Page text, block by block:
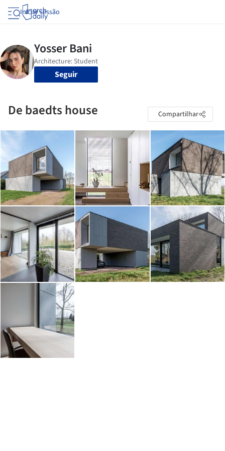
Iniciar sessão
Seguir
De baedts house Compartilhar